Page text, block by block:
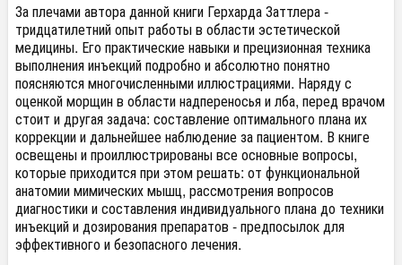
За плечами автора данной книги Герхарда Заттлера -
тридцатилетний опыт работы в области эстетической
медицины. Его практические навыки и прецизионная техника
выполнения инъекций подробно и абсолютно понятно
поясняются многочисленными иллюстрациями. Наряду с
оценкой морщин в области надпереносья и лба, перед врачом
стоит и другая задача: составление оптимального плана их
коррекции и дальнейшее наблюдение за пациентом. В книге
освещены и проиллюстрированы все основные вопросы,
которые приходится при этом решать: от функциональной
анатомии мимических мышц, рассмотрения вопросов
диагностики и составления индивидуального плана до техники
инъекций и дозирования препаратов - предпосылок для
эффективного и безопасного лечения.